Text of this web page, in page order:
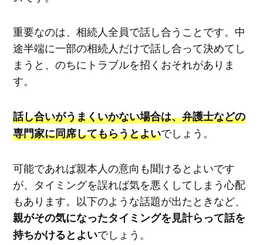
重要なのは、相続人全員で話し合うことです。中
途半端に一部の相続人だけで話し合って決めてし
まうと、のちにトラブルを招くおそれがありま
す。
話し合いがうまくいかない場合は、弁護士などの
専門家に同席してもらうとよいでしょう。
可能であれば親本人の意向も聞けるとよいです
が、タイミングを誤れば気を悪くしてしまう心配
もあります。以下のような話題が出たときなど、
親がその気になったタイミングを見計らって話を
持ちかけるとよいでしょう。